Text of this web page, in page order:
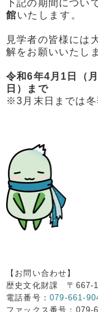
下記の期間について
館いたします。
見学者の皆様には
解をお願いいたし
令和6年4月1日（
日）まで
※3月末日までは冬
【お問い合わせ】
歴史文化財課 〒667-
電話番号： 079-661-
ファックス番号：079-